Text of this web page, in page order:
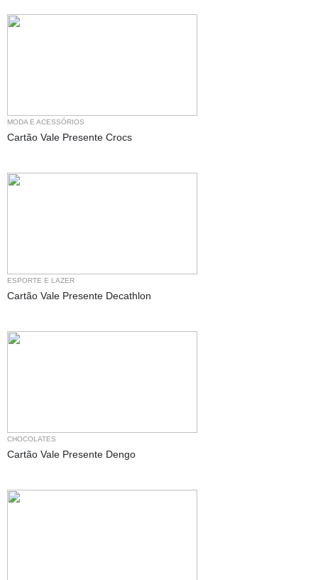
MODA E ACESSÓRIOS
Cartão Vale Presente Crocs
ESPORTE E LAZER
Cartão Vale Presente Decathlon
CHOCOLATES
Cartão Vale Presente Dengo